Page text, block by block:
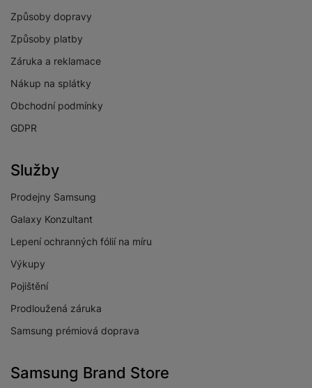
Způsoby dopravy
Způsoby platby
Záruka a reklamace
Nákup na splátky
Obchodní podmínky
GDPR
Služby
Prodejny Samsung
Galaxy Konzultant
Lepení ochranných fólií na míru
Výkupy
Pojištění
Prodloužená záruka
Samsung prémiová doprava
Samsung Brand Store